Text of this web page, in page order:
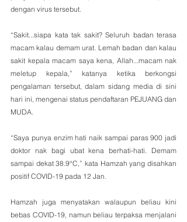
dengan virus tersebut.
“Sakit...siapa kata tak sakit? Seluruh badan terasa
macam kalau demam urat. Lemah badan dan kalau
sakit kepala macam saya kena, Allah...macam nak
meletup kepala,” katanya ketika berkongsi
pengalaman tersebut, dalam sidang media di sini
hari ini, mengenai status pendaftaran PEJUANG dan
MUDA.
“Saya punya enzim hati naik sampai paras 900 jadi
doktor nak bagi ubat kena berhati-hati. Demam
sampai dekat 38.9°C,” kata Hamzah yang disahkan
positif COVID-19 pada 12 Jan.
Hamzah juga menyatakan walaupun beliau kini
bebas COVID-19, namun beliau terpaksa menjalani